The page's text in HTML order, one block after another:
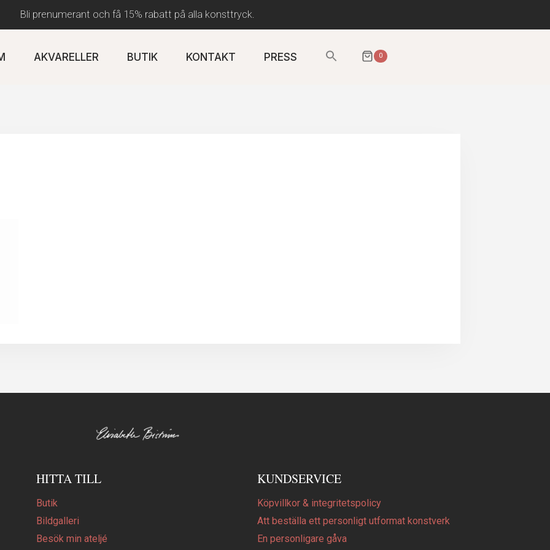
Bli prenumerant och få 15% rabatt på alla konsttryck.
AKVARELLER BUTIK KONTAKT PRESS
Sök
efter:
0
HITTA TILL
Butik
Bildgalleri
Besök min ateljé
KUNDSERVICE
Köpvillkor & integritetspolicy
Att beställa ett personligt utformat konstverk
En personligare gåva